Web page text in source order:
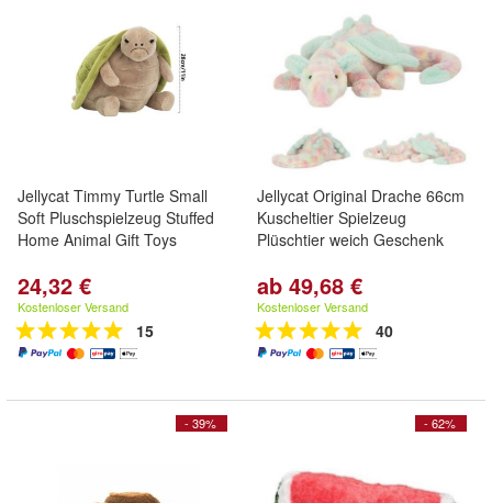
Jellycat Timmy Turtle Small
Soft Pluschspielzeug Stuffed
Home Animal Gift Toys
24,32 €
Kostenloser Versand
15
Jellycat Original Drache 66cm
Kuscheltier Spielzeug
Plüschtier weich Geschenk
ab 49,68 €
Kostenloser Versand
40
- 39% - 62%